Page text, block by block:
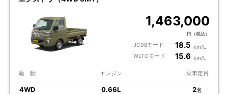
1,463,000
円（税込）
JC08モード 18.5 km/L
WLTCモード
15.6 km/L
駆 動
4WD
エンジン
0.66L
乗車定員
2名